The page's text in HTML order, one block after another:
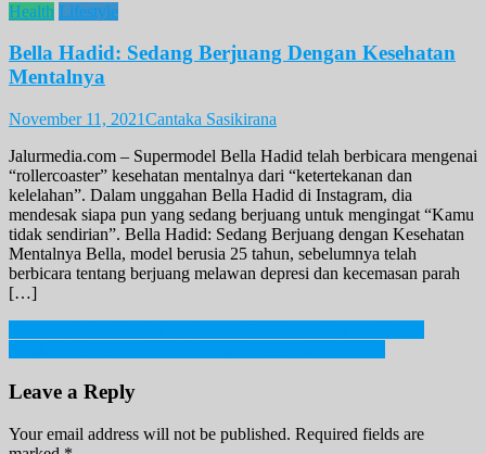
Health Lifestyle
Bella Hadid: Sedang Berjuang Dengan Kesehatan
Mentalnya
November 11, 2021Cantaka Sasikirana
Jalurmedia.com – Supermodel Bella Hadid telah berbicara mengenai
“rollercoaster” kesehatan mentalnya dari “ketertekanan dan
kelelahan”. Dalam unggahan Bella Hadid di Instagram, dia
mendesak siapa pun yang sedang berjuang untuk mengingat “Kamu
tidak sendirian”. Bella Hadid: Sedang Berjuang dengan Kesehatan
Mentalnya Bella, model berusia 25 tahun, sebelumnya telah
berbicara tentang berjuang melawan depresi dan kecemasan parah
[…]
Post
navigation
Leave a Reply
Your email address will not be published. Required fields are